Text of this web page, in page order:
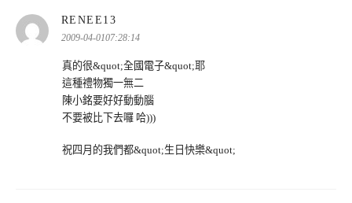
RENEE13
示:
2009-04-0107:28:14
真的很&quot;全國電子&quot;耶
這種禮物獨一無二
陳小銘要好好動動腦
不要被比下去囉 哈)))
祝四月的我們都&quot;生日快樂&quot;